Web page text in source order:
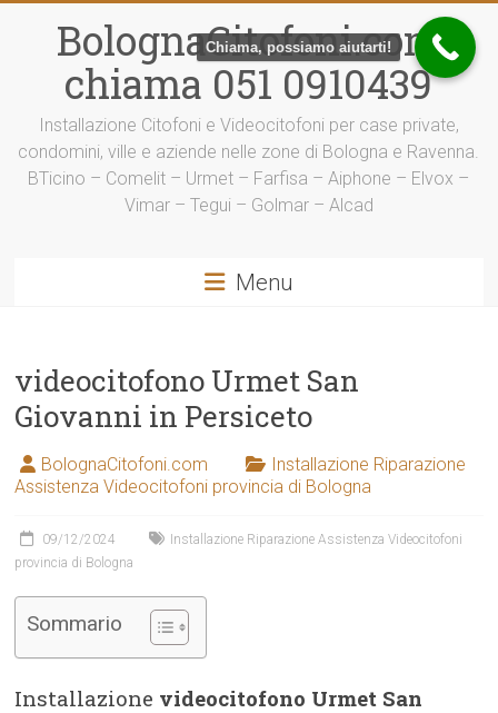
contenutoBolognaCitofoni.com
chiama 051 0910439
Installazione Citofoni e Videocitofoni per case private,
condomini, ville e aziende nelle zone di Bologna e Ravenna.
BTicino – Comelit – Urmet – Farfisa – Aiphone – Elvox –
Vimar – Tegui – Golmar – Alcad
Menu
videocitofono Urmet San
Giovanni in Persiceto
BolognaCitofoni.com
Installazione Riparazione
Assistenza Videocitofoni provincia di Bologna
09/12/2024
Installazione Riparazione Assistenza Videocitofoni
provincia di Bologna
Sommario
Installazione videocitofono Urmet San
Chiama, possiamo aiutarti!